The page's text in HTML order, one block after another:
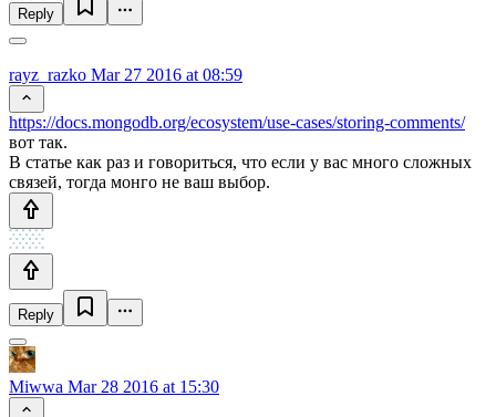
Reply
rayz_razko Mar 27 2016 at 08:59
https://docs.mongodb.org/ecosystem/use-cases/storing-comments/
вот так.
В статье как раз и говориться, что если у вас много сложных
связей, тогда монго не ваш выбор.
Reply
Miwwa Mar 28 2016 at 15:30